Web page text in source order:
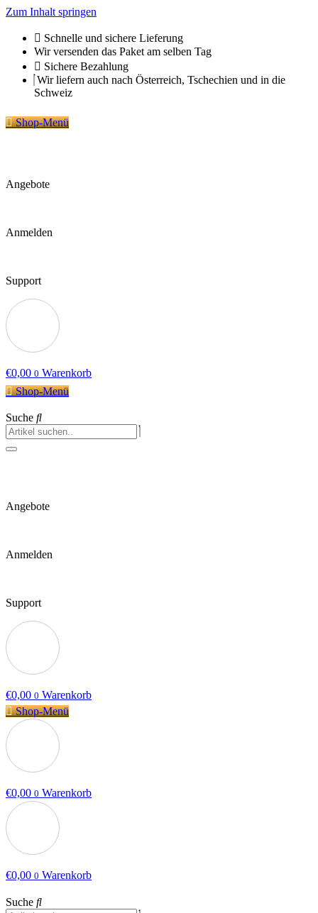
Zum Inhalt springen
Schnelle und sichere Lieferung
Wir versenden das Paket am selben Tag
Sichere Bezahlung
Wir liefern auch nach Österreich, Tschechien und in die
Schweiz
Shop-Menü
Angebote
Anmelden
Support
€0,00 0 Warenkorb
Shop-Menü
Suche
Angebote
Anmelden
Support
€0,00 0 Warenkorb
Shop-Menü
€0,00 0 Warenkorb
€0,00 0 Warenkorb
Suche